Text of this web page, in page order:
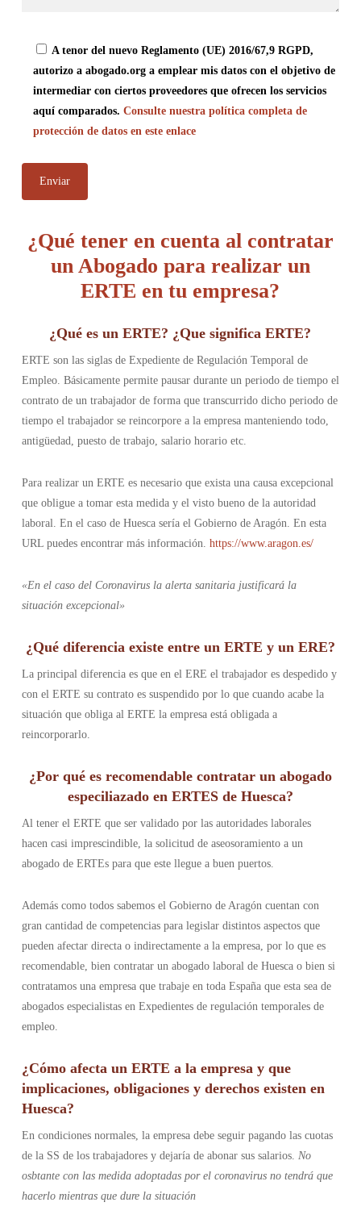
A tenor del nuevo Reglamento (UE) 2016/67,9 RGPD,
autorizo a abogado.org a emplear mis datos con el objetivo de
intermediar con ciertos proveedores que ofrecen los servicios
aquí comparados. Consulte nuestra política completa de
protección de datos en este enlace
¿Qué tener en cuenta al contratar
un Abogado para realizar un
ERTE en tu empresa?
¿Qué es un ERTE? ¿Que significa ERTE?
ERTE son las siglas de Expediente de Regulación Temporal de
Empleo. Básicamente permite pausar durante un periodo de tiempo el
contrato de un trabajador de forma que transcurrido dicho periodo de
tiempo el trabajador se reincorpore a la empresa manteniendo todo,
antigüedad, puesto de trabajo, salario horario etc.
Para realizar un ERTE es necesario que exista una causa excepcional
que obligue a tomar esta medida y el visto bueno de la autoridad
laboral. En el caso de Huesca sería el Gobierno de Aragón. En esta
URL puedes encontrar más información. https://www.aragon.es/
«En el caso del Coronavirus la alerta sanitaria justificará la
situación excepcional»
¿Qué diferencia existe entre un ERTE y un ERE?
La principal diferencia es que en el ERE el trabajador es despedido y
con el ERTE su contrato es suspendido por lo que cuando acabe la
situación que obliga al ERTE la empresa está obligada a
reincorporarlo.
¿Por qué es recomendable contratar un abogado
especiliazado en ERTES de Huesca?
Al tener el ERTE que ser validado por las autoridades laborales
hacen casi imprescindible, la solicitud de aseosoramiento a un
abogado de ERTEs para que este llegue a buen puertos.
Además como todos sabemos el Gobierno de Aragón cuentan con
gran cantidad de competencias para legislar distintos aspectos que
pueden afectar directa o indirectamente a la empresa, por lo que es
recomendable, bien contratar un abogado laboral de Huesca o bien si
contratamos una empresa que trabaje en toda España que esta sea de
abogados especialistas en Expedientes de regulación temporales de
empleo.
¿Cómo afecta un ERTE a la empresa y que
implicaciones, obligaciones y derechos existen en
Huesca?
En condiciones normales, la empresa debe seguir pagando las cuotas
de la SS de los trabajadores y dejaría de abonar sus salarios. No
osbtante con las medida adoptadas por el coronavirus no tendrá que
hacerlo mientras que dure la situación